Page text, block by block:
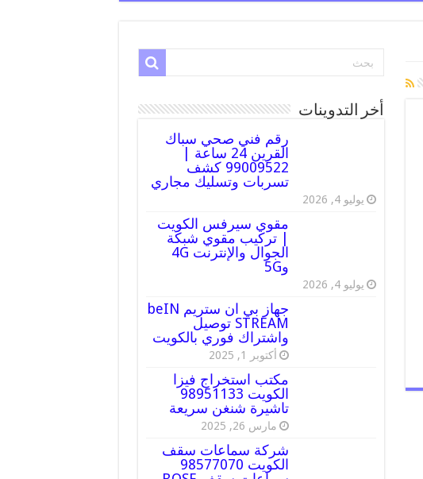
أخر التدوينات
رقم فني صحي سباك
القرين 24 ساعة |
99009522 كشف
تسربات وتسليك مجاري
يوليو 4, 2026
مقوي سيرفس الكويت
| تركيب مقوي شبكة
الجوال والإنترنت 4G
و5G
يوليو 4, 2026
جهاز بي ان ستريم beIN
STREAM توصيل
واشتراك فوري بالكويت
أكتوبر 1, 2025
مكتب استخراج فيزا
الكويت 98951133
تاشيرة شنغن سريعة
مارس 26, 2025
شركة سماعات سقف
الكويت 98577070